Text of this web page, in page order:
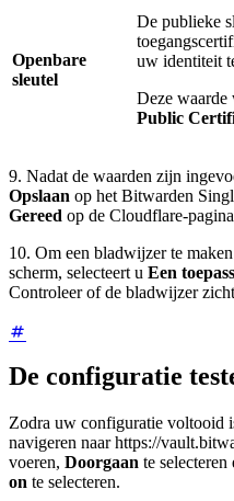
Openbare
sleutel
De publieke
uw identiteit
Deze
Public
9. Nadat de waarden zijn
Opslaan op het Bitwarden
Gereed op de Cloudflare-
10. Om een bladwijzer te
scherm, selecteert u Een
Controleer of de bladwijzer
De configuratie
Zodra uw configuratie voltooid
navigeren naar https://
voeren, Doorgaan te
on te selecteren.